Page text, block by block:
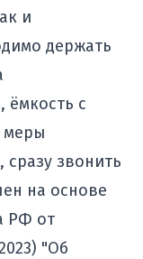
и
держать
ёмкость с
меры
звонить
на основе
РФ от
"Об